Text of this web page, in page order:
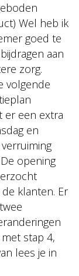
Wel heb ik
goed te
aan
zorg.
volgende
er een extra
en
opening
klanten. Er
stap 4,
lees je in